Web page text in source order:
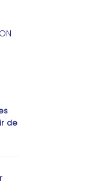
de